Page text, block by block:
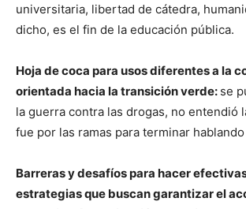
universitaria, libertad de cátedra,
dicho, es el fin de la educación pública.
Hoja de coca para usos diferentes a la
orientada hacia la transición verde: se
la guerra contra las drogas, no entendió
fue por las ramas para terminar
Barreras y desafíos para hacer
estrategias que buscan garantizar el